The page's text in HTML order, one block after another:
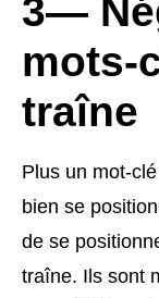
3—
mots-
traîne
Plus un mot-
bien se
de se
traîne. Ils sont